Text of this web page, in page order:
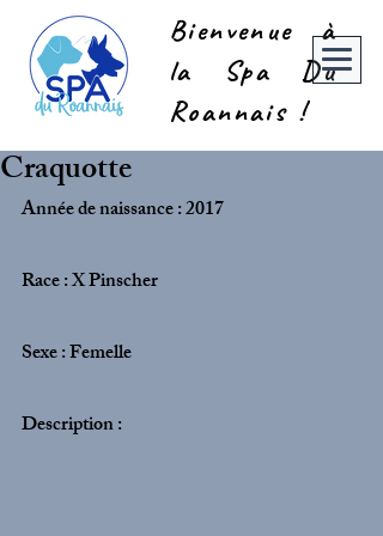
Bienvenue à
la Spa Du
Roannais !
Craquotte
Année de naissance : 2017
Race : X Pinscher
Sexe : Femelle
Description :